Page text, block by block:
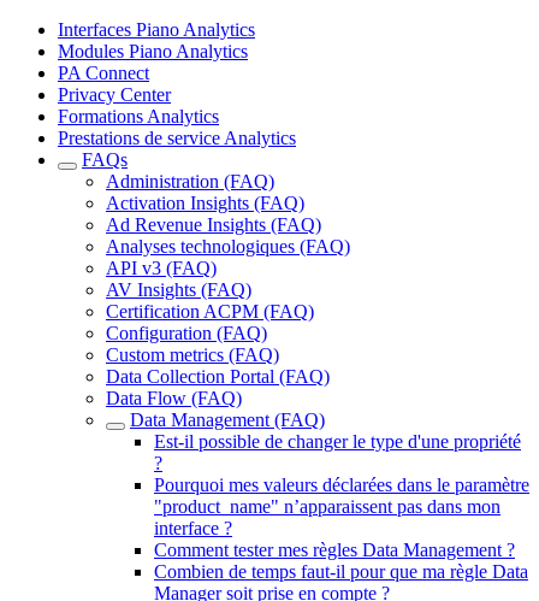
Interfaces Piano Analytics
Modules Piano Analytics
PA Connect
Privacy Center
Formations Analytics
Prestations de service Analytics
FAQs
Administration (FAQ)
Activation Insights (FAQ)
Ad Revenue Insights (FAQ)
Analyses technologiques (FAQ)
API v3 (FAQ)
AV Insights (FAQ)
Certification ACPM (FAQ)
Configuration (FAQ)
Custom metrics (FAQ)
Data Collection Portal (FAQ)
Data Flow (FAQ)
Data Management (FAQ)
Est-il possible de changer le type d'une propriété
?
Pourquoi mes valeurs déclarées dans le paramètre
"product_name" n’apparaissent pas dans mon
interface ?
Comment tester mes règles Data Management ?
Combien de temps faut-il pour que ma règle Data
Manager soit prise en compte ?